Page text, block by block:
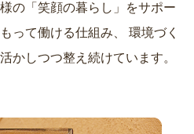
の「笑顔の暮らし」をサポー
って働ける仕組み、
かしつつ整え続けています。